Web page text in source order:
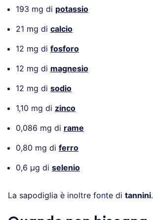
193 mg di potassio
21 mg di calcio
12 mg di fosforo
12 mg di magnesio
12 mg di sodio
1,10 mg di zinco
0,086 mg di rame
0,80 mg di ferro
0,6 µg di selenio
La sapodiglia è inoltre fonte di tannini.